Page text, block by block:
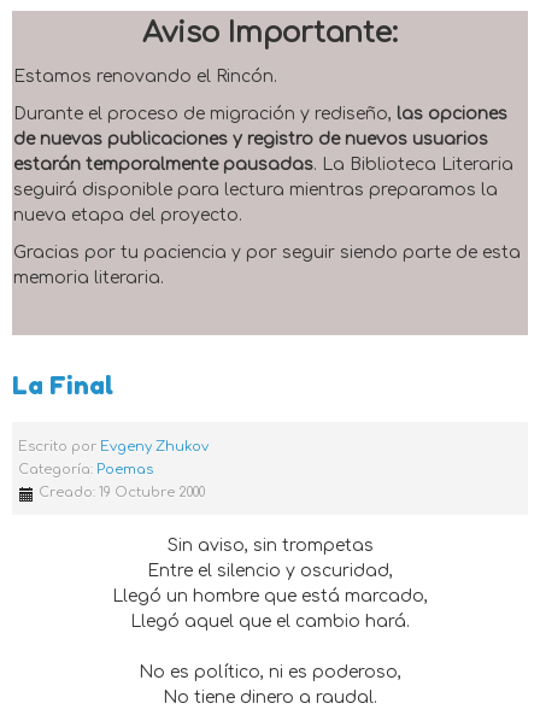
Aviso Importante:
Estamos renovando el Rincón.
Durante el proceso de migración y rediseño, las opciones
de nuevas publicaciones y registro de nuevos usuarios
estarán temporalmente pausadas. La Biblioteca Literaria
seguirá disponible para lectura mientras preparamos la
nueva etapa del proyecto.
Gracias por tu paciencia y por seguir siendo parte de esta
memoria literaria.
La Final
Escrito por Evgeny Zhukov
Categoría: Poemas
Creado: 19 Octubre 2000
Sin aviso, sin trompetas
Entre el silencio y oscuridad,
Llegó un hombre que está marcado,
Llegó aquel que el cambio hará.
No es político, ni es poderoso,
No tiene dinero a raudal.